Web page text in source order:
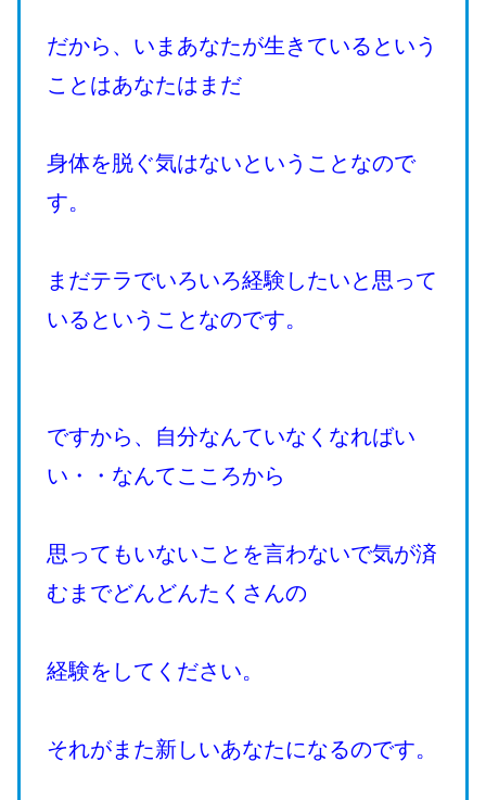
だから、いまあなたが生きているという
ことはあなたはまだ
身体を脱ぐ気はないということなので
す。
まだテラでいろいろ経験したいと思って
いるということなのです。
ですから、自分なんていなくなればい
い・・なんてこころから
思ってもいないことを言わないで気が済
むまでどんどんたくさんの
経験をしてください。
それがまた新しいあなたになるのです。